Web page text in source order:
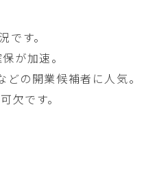
す。
が加速。
の開業候補者に人気。
です。